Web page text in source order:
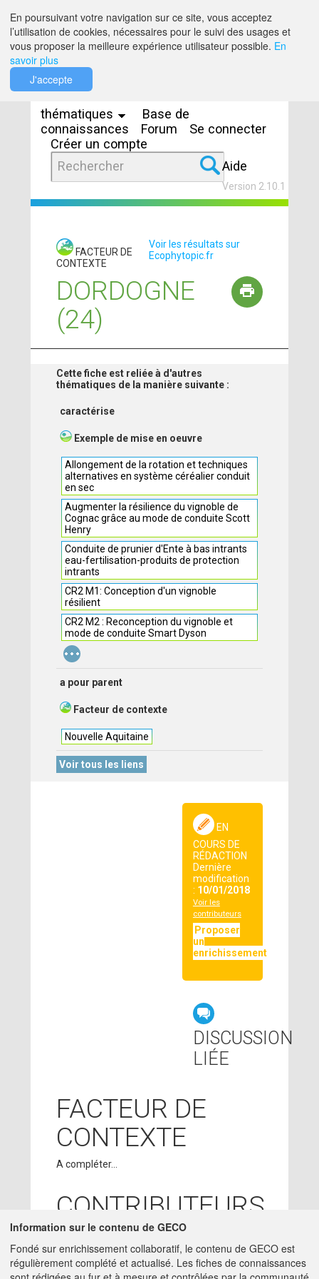
thématiques
Base de
connaissances
Forum
Se connecter
Créer un compte
Aide
Version 2.10.1
FACTEUR DE
CONTEXTE
Voir les résultats sur
Ecophytopic.fr
DORDOGNE
(24)
Cette fiche est reliée à d'autres
thématiques de la manière suivante :
caractérise
Exemple de mise en oeuvre
Allongement de la rotation et techniques
alternatives en système céréalier conduit
en sec
Augmenter la résilience du vignoble de
Cognac grâce au mode de conduite Scott
Henry
Conduite de prunier d'Ente à bas intrants
eau-fertilisation-produits de protection
intrants
CR2 M1: Conception d'un vignoble
résilient
CR2 M2 : Reconception du vignoble et
mode de conduite Smart Dyson
...
a pour parent
Facteur de contexte
Nouvelle Aquitaine
Voir tous les liens
EN
COURS DE
RÉDACTION
Dernière
modification
: 10/01/2018
Voir les
contributeurs
Proposer
un
enrichissement
DISCUSSION
LIÉE
FACTEUR DE
CONTEXTE
A compléter...
CONTRIBUTEURS
SUZANNE
BLOCAILLE- ACTA
charge-etude -
En poursuivant votre navigation sur ce site, vous acceptez
l’utilisation de cookies, nécessaires pour le suivi des usages et
vous proposer la meilleure expérience utilisateur possible. En
savoir plus
J'accepte
Information sur le contenu de GECO
Fondé sur enrichissement collaboratif, le contenu de GECO est
régulièrement complété et actualisé. Les fiches de connaissances